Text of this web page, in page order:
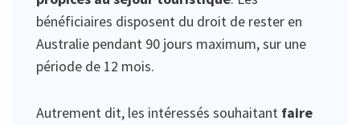
bénéficiaires disposent du droit de rester en
Australie pendant 90 jours maximum, sur une
période de 12 mois.
Autrement dit, les intéressés souhaitant faire